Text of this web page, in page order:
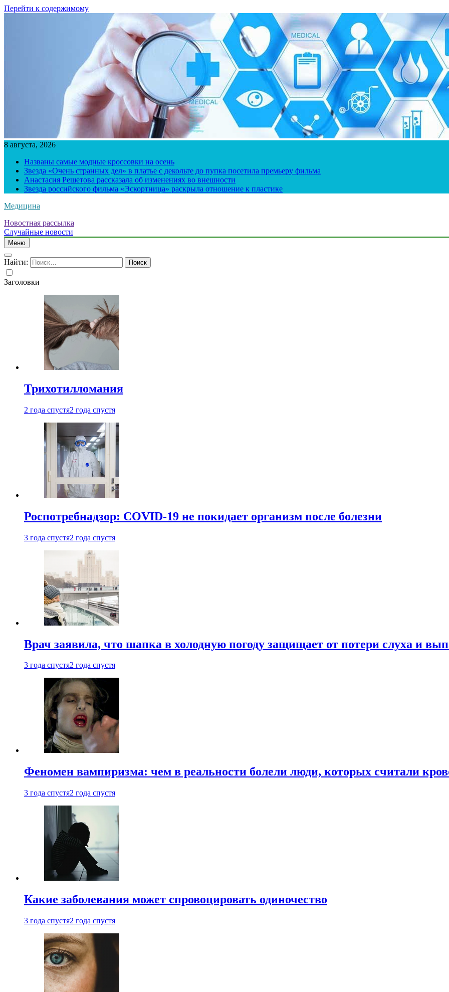
Перейти к содержимому
8 августа, 2026
Названы самые модные кроссовки на осень
Звезда «Очень странных дел» в платье с декольте до пупка посетила премьеру фильма
Анастасия Решетова рассказала об изменениях во внешности
Звезда российского фильма «Эскортница» раскрыла отношение к пластике
Медицина
Новостная рассылка
Случайные новости
Меню
Найти:
Заголовки
Трихотилломания
2 года спустя2 года спустя
Роспотребнадзор: COVID-19 не покидает организм после болезни
3 года спустя2 года спустя
Врач заявила, что шапка в холодную погоду защищает от потери слуха и
3 года спустя2 года спустя
Феномен вампиризма: чем в реальности болели люди, которых считали
3 года спустя2 года спустя
Какие заболевания может спровоцировать одиночество
3 года спустя2 года спустя